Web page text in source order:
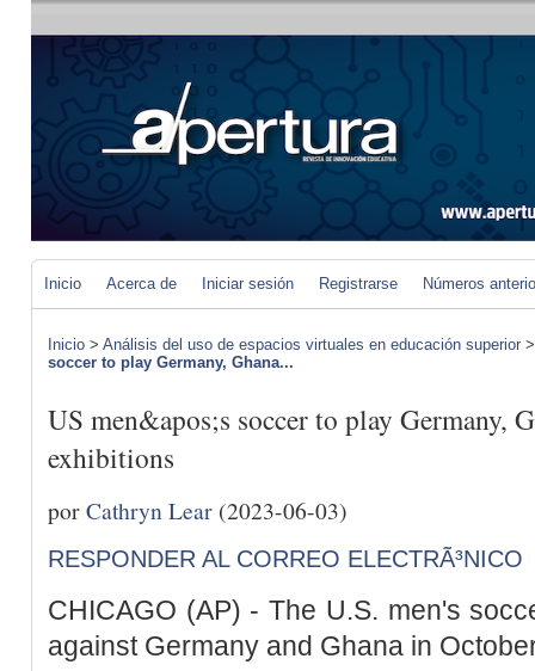
Inicio Acerca de Iniciar sesión Registrarse Números
Inicio > Análisis del uso de espacios virtuales en educación superior
soccer to play Germany, Ghana...
US men&apos;s soccer to play Germany,
exhibitions
porCathryn Lear (2023-06-03)
RESPONDER AL CORREO ELECTRÃ³NICO
CHICAGO (AP) - The U.S. men's
against Germany and Ghana in